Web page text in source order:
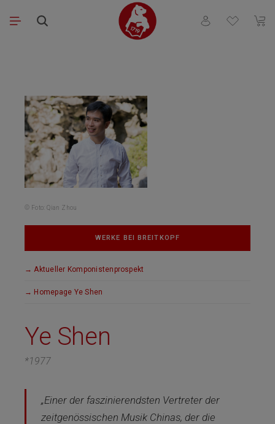
Zum Hauptinhalt springen
Du hast 0
© Foto: Qian Zhou
WERKE BEI BREITKOPF
Aktueller Komponistenprospekt
Homepage Ye Shen
Ye Shen
*1977
„Einer der faszinierendsten Vertreter der
zeitgenössischen Musik Chinas, der die